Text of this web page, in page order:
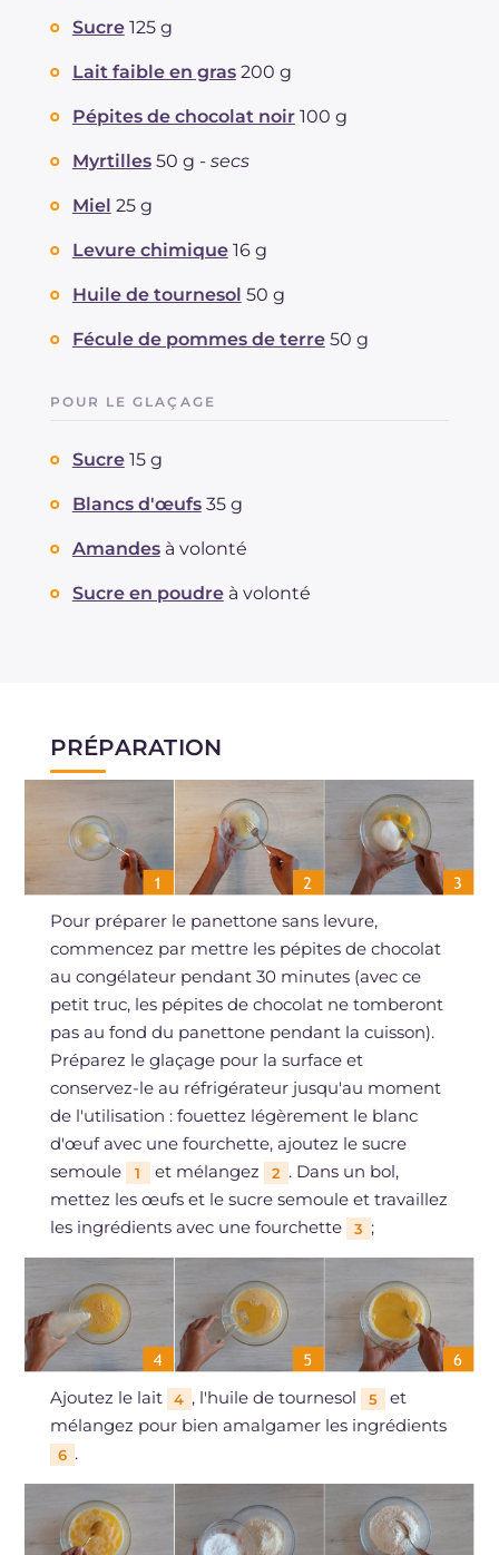
Sucre 125 g
Lait faible en gras 200 g
Pépites de chocolat noir 100 g
Myrtilles 50 g - secs
Miel 25 g
Levure chimique 16 g
Huile de tournesol 50 g
Fécule de pommes de terre 50 g
POUR LE GLAÇAGE
Sucre 15 g
Blancs d'œufs 35 g
Amandes à volonté
Sucre en poudre à volonté
PRÉPARATION
Pour préparer le panettone sans levure,
commencez par mettre les pépites de chocolat
au congélateur pendant 30 minutes (avec ce
petit truc, les pépites de chocolat ne tomberont
pas au fond du panettone pendant la cuisson).
Préparez le glaçage pour la surface et
conservez-le au réfrigérateur jusqu'au moment
de l'utilisation : fouettez légèrement le blanc
d'œuf avec une fourchette, ajoutez le sucre
semoule
1 et mélangez 2 . Dans un bol,
mettez les œufs et le sucre semoule et travaillez
les ingrédients avec une fourchette
3 ;
Ajoutez le lait 4 , l'huile de tournesol 5
et
mélangez pour bien amalgamer les ingrédients
6 .